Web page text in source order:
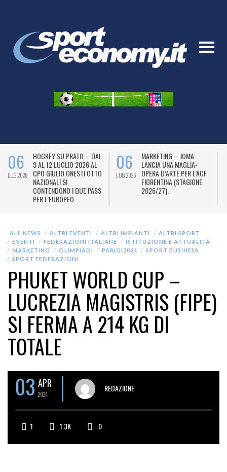
06
LUG 2026
HOCKEY SU PRATO – DAL
9 AL 12 LUGLIO 2026 AL
CPO GIULIO ONESTI OTTO
NAZIONALI SI
CONTENDONO I DUE PASS
PER L’EUROPEO.
06
LUG 2026
MARKETING – JOMA
LANCIA UNA MAGLIA-
OPERA D’ARTE PER L’ACF
FIORENTINA (STAGIONE
2026/27).
ALL NEWS ALTRI EVENTI ALTRI IMPIANTI
ALTRI SPORT
EVENTI
FEDERAZIONI ITALIANE
ISTITUZIONE E ATTUALITÀ
MARKETING
OLIMPIADI PARIGI2024
SPORT BUSINESS
SPORT FEDERAZIONI
PHUKET WORLD CUP –
LUCREZIA MAGISTRIS (FIPE)
SI FERMA A 214 KG DI
TOTALE
03 APR
2024
REDAZIONE
1 1.3K 0